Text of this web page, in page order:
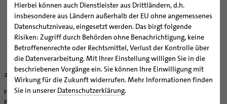
Hierbei können auch Dienstleister aus Drittländern, d.h.
insbesondere aus Ländern außerhalb der EU ohne angemessenes
Datenschutzniveau, eingesetzt werden. Das birgt folgende
Risiken: Zugriff durch Behörden ohne Benachrichtigung, keine
Betroffenenrechte oder Rechtsmittel, Verlust der Kontrolle über
die Datenverarbeitung. Mit Ihrer Einstellung willigen Sie in die
beschriebenen Vorgänge ein. Sie können Ihre Einwilligung mit
Wirkung für die Zukunft widerrufen. Mehr Informationen finden
Sie in unserer Datenschutzerklärung.
Weihbischof Dr. Martin Marahrens
Bischof em. Norbert Trelle
Weihbischof em. Bongartz
Weihbischof em. Schwerdtfeger
Weihbischof em. Koitz
Bischof em. Dr. Wüstenberg
Generalvikariat
Gremien
Diözesangericht
Gemeindegremien
Pfarrgemeinden
Hildesheimer Dom
Virtueller Rundgang durch den Dom
Tausendjähriger Rosenstock
Die Hildesheimer Dommusik
Wallfahrten | Pilgern
Termine Wallfahrten und Pilgern
Jakobswege im Bistum Hildesheim
Veranstaltungen
Strategieprozess
Jugend
Entscheidung respektieren
Bistum bietet Duderstädter Schulen seine Hilfe an
21.03.2002
Hildesheim (bph) Die Eltern der Schülerinnen und Schüler, die die St.